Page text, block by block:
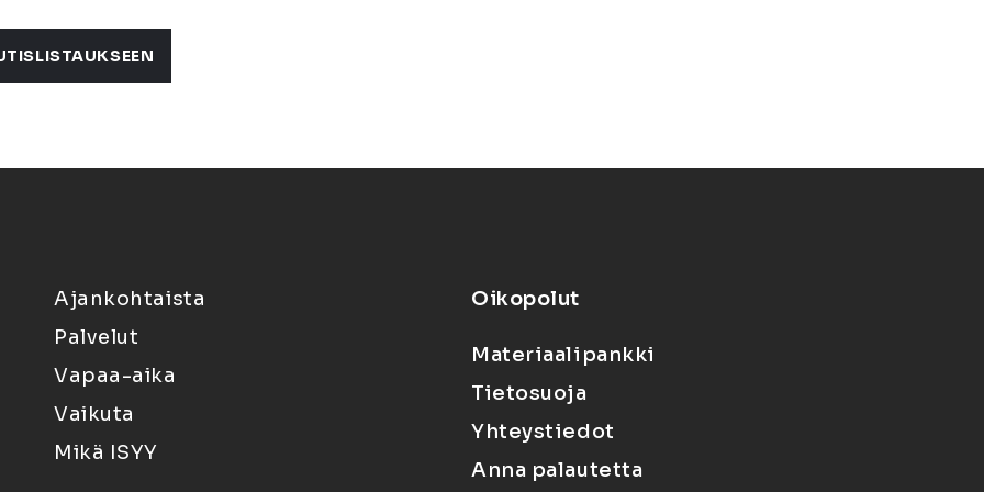
Ajankohtaista
Palvelut
Vapaa-aika
Vaikuta
Mikä ISYY
Oikopolut
Materiaalipankki
Tietosuoja
Yhteystiedot
Anna palautetta